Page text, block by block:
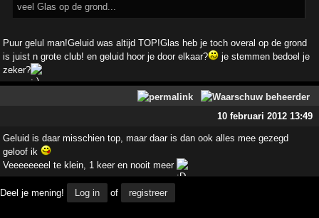
veel Glas op de grond...
Puur gelul man!Geluid was altijd TOP!Glas heb je toch overal op de grond
is juist n grote club! en geluid hoor je door elkaar?
je stemmen bedoel je
zeker?
10 februari 2012 13:49
Geluid is daar misschien top, maar daar is dan ook alles mee gezegd
geloof ik
Veeeeeeeel te klein, 1 keer en nooit meer
Deel je mening! Log in of registreer